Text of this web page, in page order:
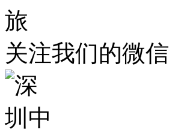
关注我们的微信